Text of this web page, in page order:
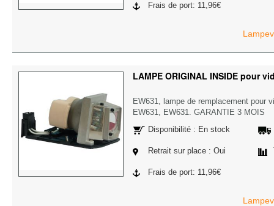
Frais de port: 11,96€
LAMPE ORIGINAL INSIDE pour
EW631, lampe de remplacement pour
EW631, EW631. GARANTIE 3 MOIS
Disponibilité : En stock
Retrait sur place : Oui
Frais de port: 11,96€